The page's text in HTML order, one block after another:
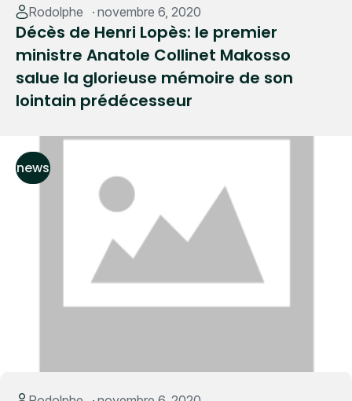
Rodolphe novembre 6, 2020
Décès de Henri Lopès: le premier
ministre Anatole Collinet Makosso
salue la glorieuse mémoire de son
lointain prédécesseur
news